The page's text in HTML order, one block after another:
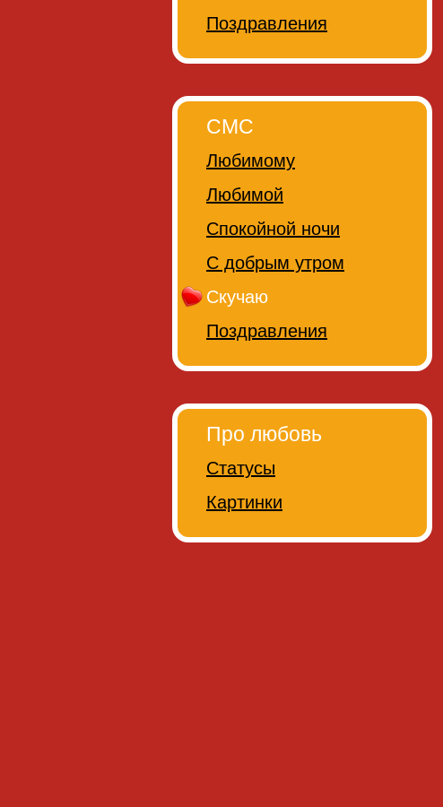
Поздравления
СМС
Любимому
Любимой
Спокойной ночи
С добрым утром
Скучаю
Поздравления
Про любовь
Статусы
Картинки